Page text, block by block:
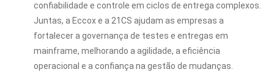
confiabilidade e controle em ciclos de entrega complexos.
Juntas, a Eccox e a 21CS ajudam as empresas a
fortalecer a governança de testes e entregas em
mainframe, melhorando a agilidade, a eficiência
operacional e a confiança na gestão de mudanças.